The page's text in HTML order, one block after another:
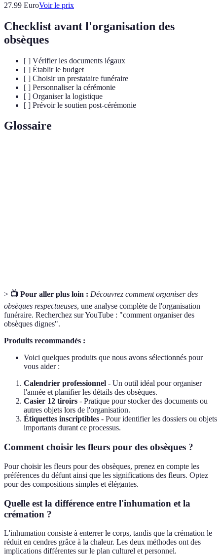
27.99 EuroVoir le prix
Checklist avant l'organisation des
obsèques
[ ] Vérifier les documents légaux
[ ] Établir le budget
[ ] Choisir un prestataire funéraire
[ ] Personnaliser la cérémonie
[ ] Organiser la logistique
[ ] Prévoir le soutien post-cérémonie
Glossaire
> 📺 Pour aller plus loin : Découvrez comment organiser des
obsèques respectueuses, une analyse complète de l'organisation
funéraire. Recherchez sur YouTube : "comment organiser des
obsèques dignes".
Produits recommandés :
Voici quelques produits que nous avons sélectionnés pour
vous aider :
Calendrier professionnel - Un outil idéal pour organiser
l'année et planifier les détails des obsèques.
Casier 12 tiroirs - Pratique pour stocker des documents ou
autres objets lors de l'organisation.
Étiquettes inscriptibles - Pour identifier les dossiers ou objets
importants durant ce processus.
Comment choisir les fleurs pour des obsèques ?
Pour choisir les fleurs pour des obsèques, prenez en compte les
préférences du défunt ainsi que les significations des fleurs. Optez
pour des compositions simples et élégantes.
Quelle est la différence entre l'inhumation et la
crémation ?
L'inhumation consiste à enterrer le corps, tandis que la crémation le
réduit en cendres grâce à la chaleur. Les deux méthodes ont des
implications différentes sur le plan culturel et personnel.